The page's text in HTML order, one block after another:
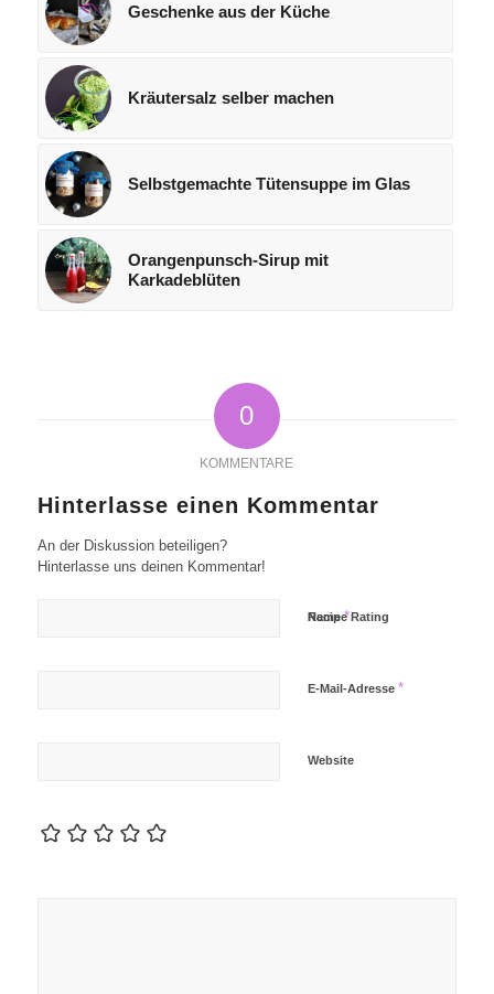
Geschenke aus der Küche
Kräutersalz selber machen
Selbstgemachte Tütensuppe im Glas
Orangenpunsch-Sirup mit
Karkadeblüten
0
KOMMENTARE
Hinterlasse einen Kommentar
An der Diskussion beteiligen?
Hinterlasse uns deinen Kommentar!
Name*
E-Mail-Adresse *
Website
Recipe Rating